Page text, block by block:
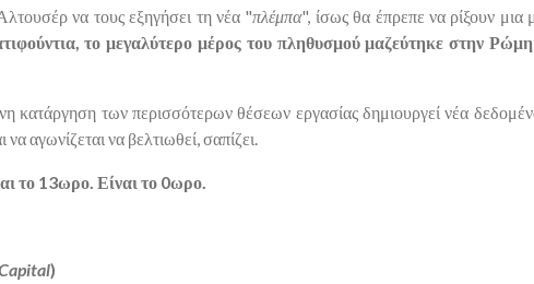
να τους εξηγήσει τη νέα "πλέμπα", ίσως θα έπρεπε να ρίξουν μια
το μεγαλύτερο μέρος του πληθυσμού μαζεύτηκε στην Ρώμη
κατάργηση των περισσότερων θέσεων εργασίας δημιουργεί νέα
αγωνίζεται να βελτιωθεί, σαπίζει.
το 13ωρο. Είναι το 0ωρο.
)